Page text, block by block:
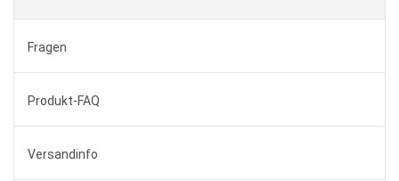
Fragen
Produkt-FAQ
Versandinfo